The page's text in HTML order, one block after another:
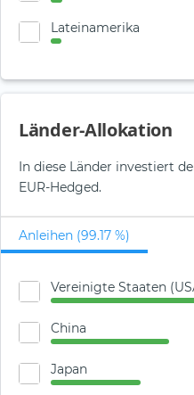
Lateinamerika
Länder-Allokation
In diese Länder investiert
EUR-Hedged.
Anleihen (99.17 %)
Vereinigte Staaten
China
Japan